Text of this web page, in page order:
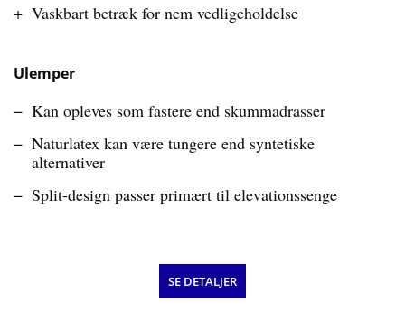
Vaskbart betræk for nem vedligeholdelse
Ulemper
Kan opleves som fastere end skummadrasser
Naturlatex kan være tungere end syntetiske
alternativer
Split-design passer primært til elevationssenge
SE DETALJER